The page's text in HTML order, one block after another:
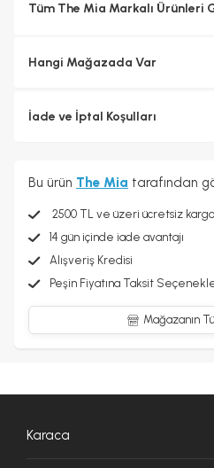
Tüm The Mia Markalı Ürünleri
Hangi Mağazada Var
İade ve İptal Koşulları
Bu ürün The Mia tarafından
2500 TL ve üzeri ücretsiz kargo
14 gün içinde iade avantajı
Alışveriş Kredisi
Peşin Fiyatına Taksit
Mağazanın
Karaca